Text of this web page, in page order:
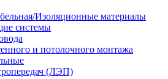
Изоляционные материалы
системы
и потолочного монтажа
(ЛЭП)